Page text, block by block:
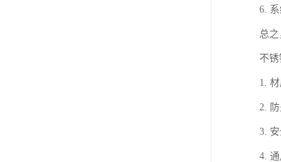
6.
总
不
1.
2.
3.
4.